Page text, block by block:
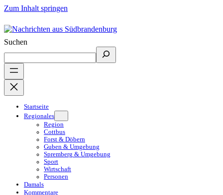
Zum Inhalt springen
Suchen
Startseite
Regionales
Region
Cottbus
Forst & Döbern
Guben & Umgebung
Spremberg & Umgebung
Sport
Wirtschaft
Personen
Damals
Kommentare